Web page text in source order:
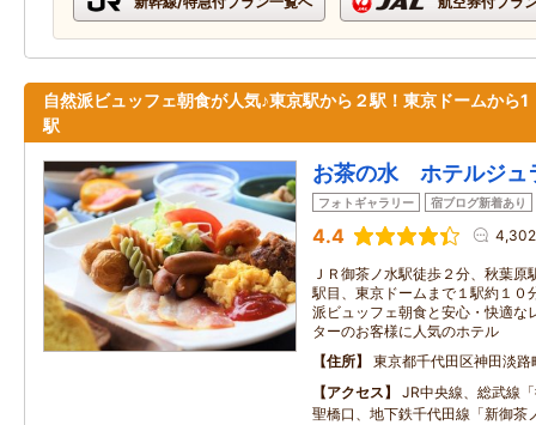
自然派ビュッフェ朝食が人気♪東京駅から２駅！東京ドームから1
駅
お茶の水 ホテルジュ
フォトギャラリー 宿ブログ新着あり
4.4
ＪＲ御茶ノ水駅徒歩２分、秋葉
駅目、東京ドームまで１駅約１０
派ビュッフェ朝食と安心・快適な
ターのお客様に人気のホテル
住所
東京都千代田区神田淡路
アクセス
JR中央線、総武線
聖橋口、地下鉄千代田線「新御茶